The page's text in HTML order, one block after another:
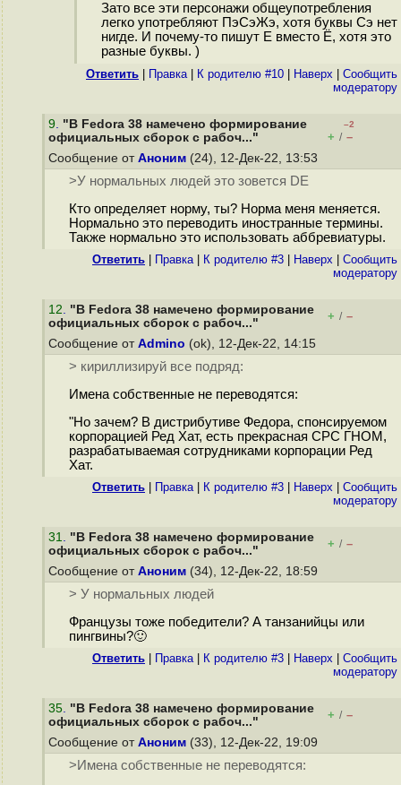
Зато все эти персонажи общеупотребления
легко употребляют ПэСэЖэ, хотя буквы Сэ нет
нигде. И почему-то пишут Е вместо Ё, хотя это
разные буквы. )
Ответить Правка| К родителю #10 Наверх
Cообщить
модератору
9. "В Fedora 38 намечено формирование
официальных сборок с рабоч..."
–2
+ / –
Сообщение от Аноним (24), 12-Дек-22, 13:53
>У нормальных людей это зовется DE
Кто определяет норму, ты? Норма меня меняется.
Нормально это переводить иностранные термины.
Также нормально это использовать аббревиатуры.
Ответить Правка| К родителю #3 Наверх
Cообщить
модератору
12. "В Fedora 38 намечено формирование
официальных сборок с рабоч..."
+ / –
Сообщение от Admino (ok), 12-Дек-22, 14:15
> кириллизируй все подряд:
Имена собственные не переводятся:
"Но зачем? В дистрибутиве Федора, спонсируемом
корпорацией Ред Хат, есть прекрасная СРС ГНОМ,
разрабатываемая сотрудниками корпорации Ред
Хат.
Ответить Правка| К родителю #3 Наверх
Cообщить
модератору
31. "В Fedora 38 намечено формирование
официальных сборок с рабоч..."
+ / –
Сообщение от Аноним (34), 12-Дек-22, 18:59
> У нормальных людей
Французы тоже победители? А танзанийцы или
пингвины?🙂
Ответить Правка| К родителю #3 Наверх
Cообщить
модератору
35. "В Fedora 38 намечено формирование
официальных сборок с рабоч..."
+ / –
Сообщение от Аноним (33), 12-Дек-22, 19:09
>Имена собственные не переводятся: